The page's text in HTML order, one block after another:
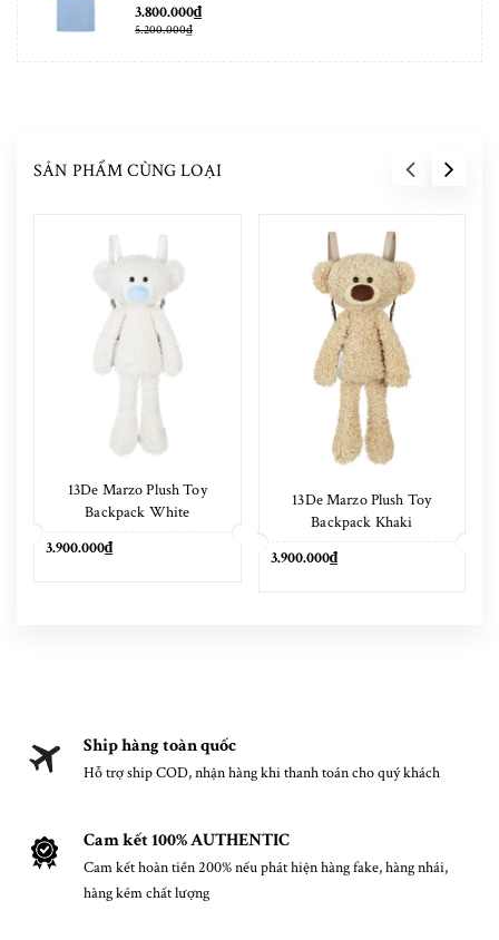
3.800.000₫
5.200.000₫
SẢN PHẨM CÙNG LOẠI
13De Marzo Plush Toy
Backpack White
3.900.000₫
13De Marzo Plush Toy
Backpack Khaki
3.900.000₫
Ship hàng toàn quốc
Hỗ trợ ship COD, nhận hàng khi thanh toán cho quý khách
Cam kết 100% AUTHENTIC
Cam kết hoàn tiền 200% nếu phát hiện hàng fake, hàng nhái,
hàng kém chất lượng